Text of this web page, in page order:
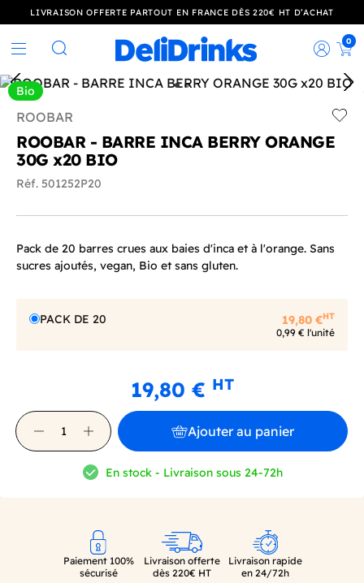
LIVRAISON OFFERTE PARTOUT EN FRANCE DÈS 220€ HT D’ACHAT
Rechercher
0
Bio
ROOBAR
ROOBAR - BARRE INCA BERRY ORANGE
30G x20 BIO
Réf. 501252P20
Pack de 20 barres crues aux baies d'inca et à l'orange. Sans
sucres ajoutés, vegan, Bio et sans gluten.
PACK DE 20 19,80 €HT
0,99 € l'unité
19,80 € HT
Ajouter au panier
En stock - Livraison sous 24-72h
Paiement 100%
sécurisé
Livraison offerte
dès 220€ HT
Livraison rapide
en 24/72h